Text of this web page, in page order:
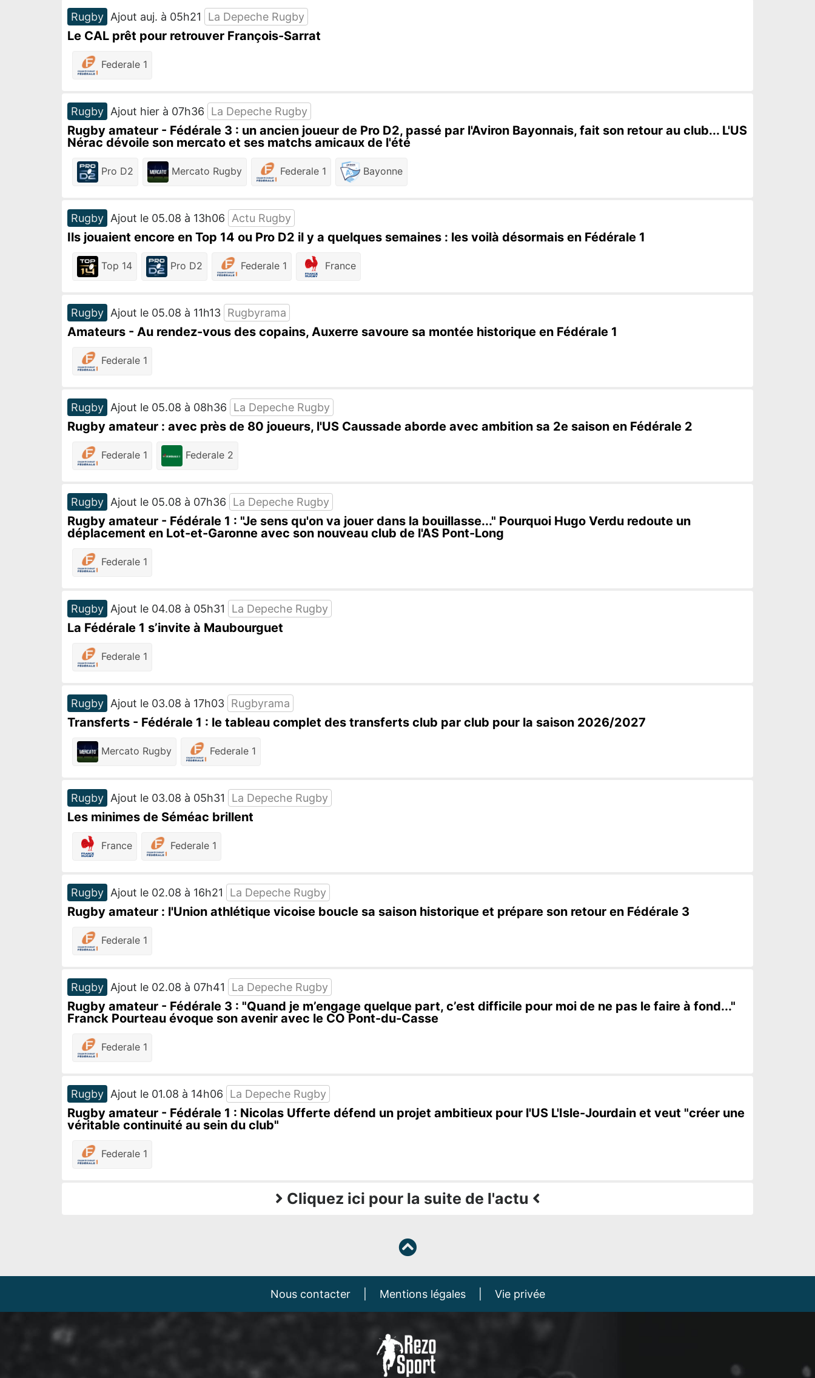
Rugby Ajout auj. à 05h21 La Depeche Rugby
Le CAL prêt pour retrouver François-Sarrat
Federale 1
Rugby Ajout hier à 07h36 La Depeche Rugby
Rugby amateur - Fédérale 3 : un ancien joueur de Pro D2, passé par l'Aviron Bayonnais, fait son retour au club... L'US
Nérac dévoile son mercato et ses matchs amicaux de l'été
Pro D2 Mercato Rugby Federale 1 Bayonne
Rugby Ajout le 05.08 à 13h06 Actu Rugby
Ils jouaient encore en Top 14 ou Pro D2 il y a quelques semaines : les voilà désormais en Fédérale 1
Top 14 Pro D2 Federale 1 France
Rugby Ajout le 05.08 à 11h13 Rugbyrama
Amateurs - Au rendez-vous des copains, Auxerre savoure sa montée historique en Fédérale 1
Federale 1
Rugby Ajout le 05.08 à 08h36 La Depeche Rugby
Rugby amateur : avec près de 80 joueurs, l'US Caussade aborde avec ambition sa 2e saison en Fédérale 2
Federale 1 Federale 2
Rugby Ajout le 05.08 à 07h36 La Depeche Rugby
Rugby amateur - Fédérale 1 : "Je sens qu'on va jouer dans la bouillasse..." Pourquoi Hugo Verdu redoute un
déplacement en Lot-et-Garonne avec son nouveau club de l'AS Pont-Long
Federale 1
Rugby Ajout le 04.08 à 05h31 La Depeche Rugby
La Fédérale 1 s’invite à Maubourguet
Federale 1
Rugby Ajout le 03.08 à 17h03 Rugbyrama
Transferts - Fédérale 1 : le tableau complet des transferts club par club pour la saison 2026/2027
Mercato Rugby Federale 1
Rugby Ajout le 03.08 à 05h31 La Depeche Rugby
Les minimes de Séméac brillent
France Federale 1
Rugby Ajout le 02.08 à 16h21 La Depeche Rugby
Rugby amateur : l'Union athlétique vicoise boucle sa saison historique et prépare son retour en Fédérale 3
Federale 1
Rugby Ajout le 02.08 à 07h41 La Depeche Rugby
Rugby amateur - Fédérale 3 : "Quand je m’engage quelque part, c’est difficile pour moi de ne pas le faire à fond..."
Franck Pourteau évoque son avenir avec le CO Pont-du-Casse
Federale 1
Rugby Ajout le 01.08 à 14h06 La Depeche Rugby
Rugby amateur - Fédérale 1 : Nicolas Ufferte défend un projet ambitieux pour l'US L'Isle-Jourdain et veut "créer une
véritable continuité au sein du club"
Federale 1
Cliquez ici pour la suite de l'actu
Nous contacter Mentions légales Vie privée